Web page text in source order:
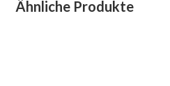
Ähnliche Produkte